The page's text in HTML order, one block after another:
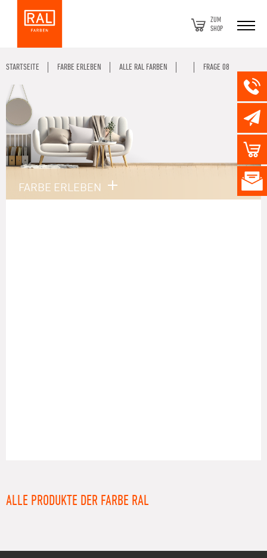
ZUM
SHOP
STARTSEITE FARBE ERLEBEN ALLE RAL FARBEN FRAGE 08
FARBE ERLEBEN
ALLE PRODUKTE DER FARBE RAL